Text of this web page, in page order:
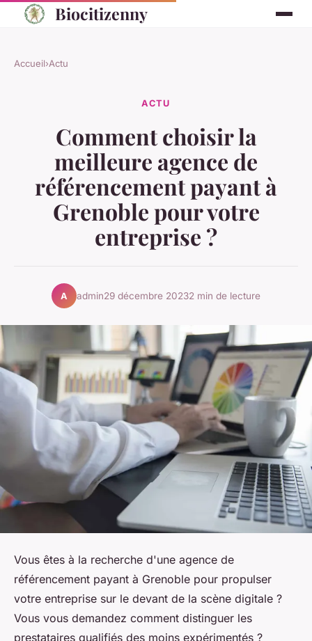
Biocitizenny
Accueil›Actu
ACTU
Comment choisir la
meilleure agence de
référencement payant à
Grenoble pour votre
entreprise ?
A admin29 décembre 20232 min de lecture
Vous êtes à la recherche d'une agence de
référencement payant à Grenoble pour propulser
votre entreprise sur le devant de la scène digitale ?
Vous vous demandez comment distinguer les
prestataires qualifiés des moins expérimentés ?